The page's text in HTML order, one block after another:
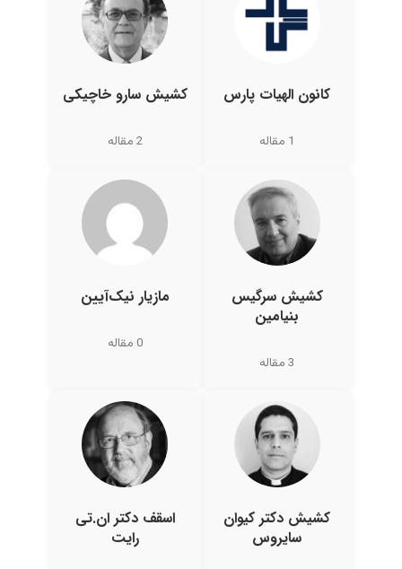
کانون الهیات پارس
1 مقاله
کشیش سارو خاچیکی
2 مقاله
کشیش سرگیس
بنیامین
3 مقاله
مازیار نیک‌آیین
0 مقاله
کشیش دکتر کیوان
سایروس
اسقف دکتر ان.تی
رایت